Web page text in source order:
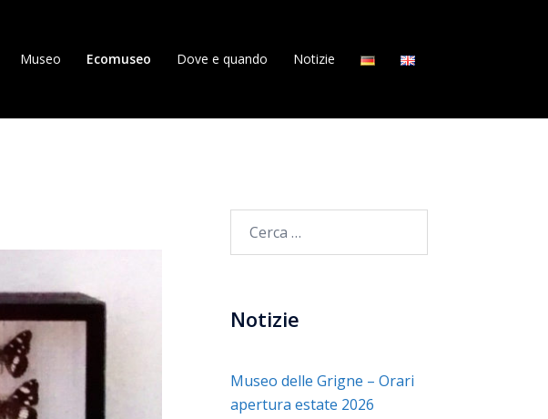
Museo Ecomuseo Dove e quando Notizie
per:
Notizie
Museo delle Grigne – Orari
apertura estate 2026